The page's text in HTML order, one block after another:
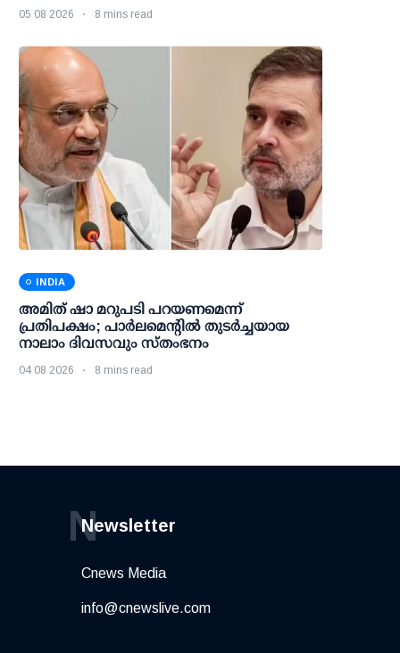
05 08 2026 8 mins read
INDIA
അമിത് ഷാ മറുപടി പറയണമെന്ന്
പ്രതിപക്ഷം; പാര്‍ലമെന്റില്‍ തുടര്‍ച്ചയായ
നാലാം ദിവസവും സ്തംഭനം
04 08 2026 8 mins read
Newsletter
N
Cnews Media
info@cnewslive.com